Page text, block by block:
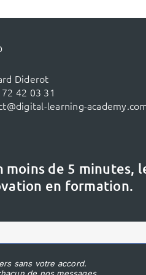
Diderot
42 03 31
learning-
moins de 5 minutes,
en formation.
sans votre accord.